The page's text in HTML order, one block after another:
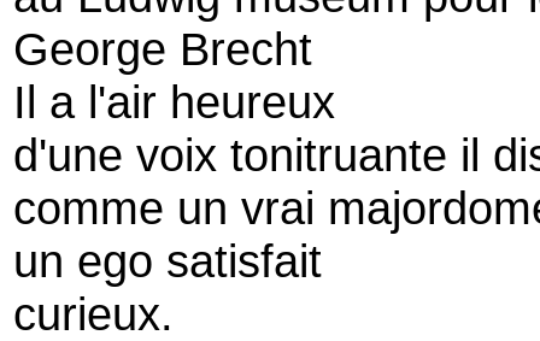
George Brecht
Il a l'air heureux
d'une voix tonitruante il
comme un vrai
un ego satisfait
curieux.